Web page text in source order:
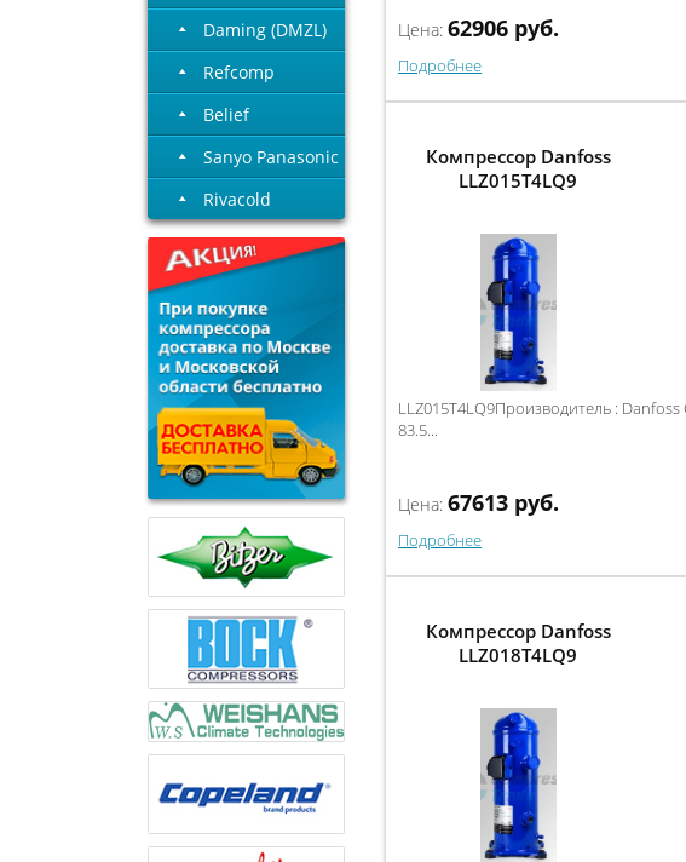
Цена: 62906 руб.
Подробнее
Компрессор Danfoss
LLZ015T4LQ9
LLZ015T4LQ9Производитель :
83.5...
Цена: 67613 руб.
Подробнее
Компрессор Danfoss
LLZ018T4LQ9
Daming (DMZL)
Refcomp
Belief
Sanyo Panasonic
Rivacold